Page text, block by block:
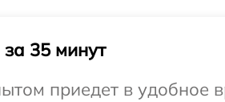
35 минут
приедет в удобное